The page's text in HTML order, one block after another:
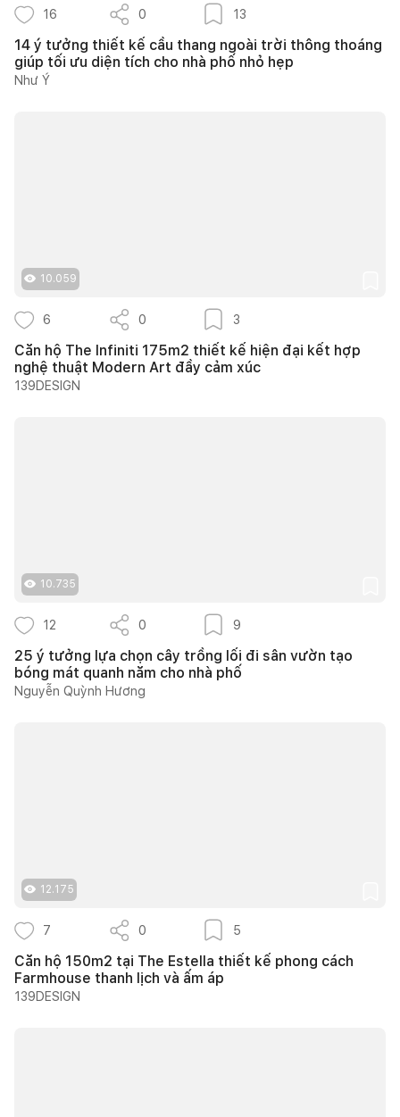
16 0 13
14 ý tưởng thiết kế cầu thang ngoài trời thông thoáng
giúp tối ưu diện tích cho nhà phố nhỏ hẹp
Như Ý
10.059
6 0 3
Căn hộ The Infiniti 175m2 thiết kế hiện đại kết hợp
nghệ thuật Modern Art đầy cảm xúc
139DESIGN
10.735
12 0 9
25 ý tưởng lựa chọn cây trồng lối đi sân vườn tạo
bóng mát quanh năm cho nhà phố
Nguyễn Quỳnh Hương
12.175
7 0 5
Căn hộ 150m2 tại The Estella thiết kế phong cách
Farmhouse thanh lịch và ấm áp
139DESIGN